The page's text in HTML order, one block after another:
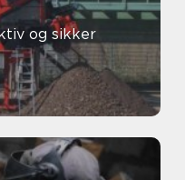
og sikker